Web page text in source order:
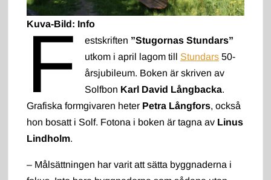
Kuva-Bild: Info
F estskriften ”Stugornas Stundars”
utkom i april lagom till Stundars50-
årsjubileum. Boken är skriven av
Solfbon Karl David Långbacka.
Grafiska formgivaren heter Petra Långfors, också
hon bosatt i Solf. Fotona i boken är tagna av Linus
Lindholm.
– Målsättningen har varit att sätta byggnaderna i